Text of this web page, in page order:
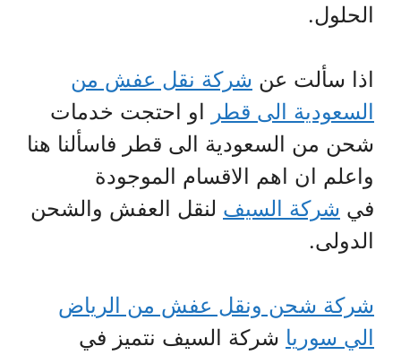
الحلول.
اذا سألت عن شركة نقل عفش من
السعودية الى قطر او احتجت خدمات
شحن من السعودية الى قطر فاسألنا هنا
واعلم ان اهم الاقسام الموجودة
في شركة السيف لنقل العفش والشحن
الدولى.
شركة شحن ونقل عفش من الرياض
الي سوريا شركة السيف نتميز في